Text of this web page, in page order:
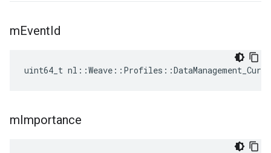
mEventId
uint64_t
mImportance